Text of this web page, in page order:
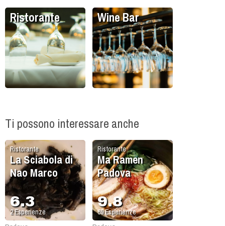
Ristorante Wine Bar
Ti possono interessare anche
Ristorante
La Sciabola di
Nao Marco
6.3
2Esperienze
Ristorante
Ma Ramen
Padova
9.8
69Esperienze